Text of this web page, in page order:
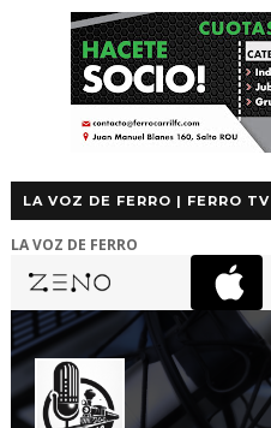
LA VOZ DE FERRO | FERRO TV
LA VOZ DE FERRO